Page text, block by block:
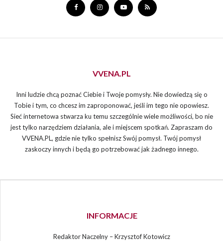
VVENA.PL
Inni ludzie chcą poznać Ciebie i Twoje pomysły. Nie dowiedzą się o
Tobie i tym, co chcesz im zaproponować, jeśli im tego nie opowiesz.
Sieć internetowa stwarza ku temu szczególnie wiele możliwości, bo nie
jest tylko narzędziem działania, ale i miejscem spotkań. Zapraszam do
VVENA.PL, gdzie nie tylko spełnisz Swój pomysł. Twój pomysł
zaskoczy innych i będą go potrzebować jak żadnego innego.
INFORMACJE
Redaktor Naczelny – Krzysztof Kotowicz